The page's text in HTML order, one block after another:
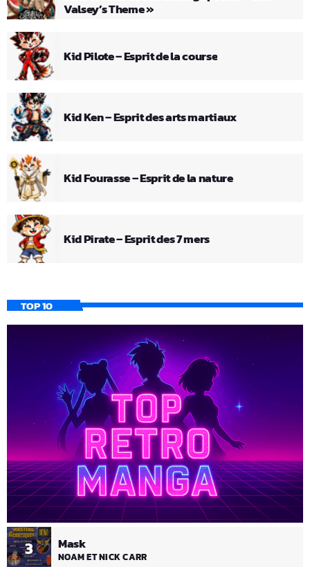
Valsey’s Theme »
Kid Pilote – Esprit de la course
Kid Ken – Esprit des arts martiaux
Kid Fourasse – Esprit de la nature
Kid Pirate – Esprit des 7 mers
TOP 10
3 Mask
NOAM ET NICK CARR